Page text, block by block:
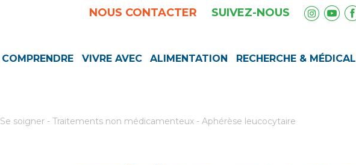
NOUS CONTACTER SUIVEZ-NOUS
COMPRENDRE VIVRE AVEC ALIMENTATION RECHERCHE & MÉDICAL
Se soigner - Traitements non médicamenteux - Aphérèse leucocytaire